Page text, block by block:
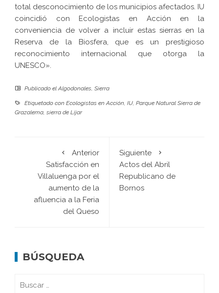
total desconocimiento de los municipios afectados. IU
coincidió con Ecologistas en Acción en la
conveniencia de volver a incluir estas sierras en la
Reserva de la Biosfera, que es un prestigioso
reconocimiento internacional que otorga la
UNESCO».
Publicado el Algodonales Sierra
Etiquetado con Ecologistas en Acción IU Parque Natural Sierra de
Grazalema sierra de Líjar
Anterior
Satisfacción en
Villaluenga por el
aumento de la
afluencia a la Feria
del Queso
Siguiente
Actos del Abril
Republicano de
Bornos
BÚSQUEDA